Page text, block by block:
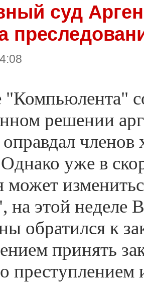
суд
"Компьюлента"
решении
членов
уже в
может
на этой неделе
обратился к
принять
преступлением